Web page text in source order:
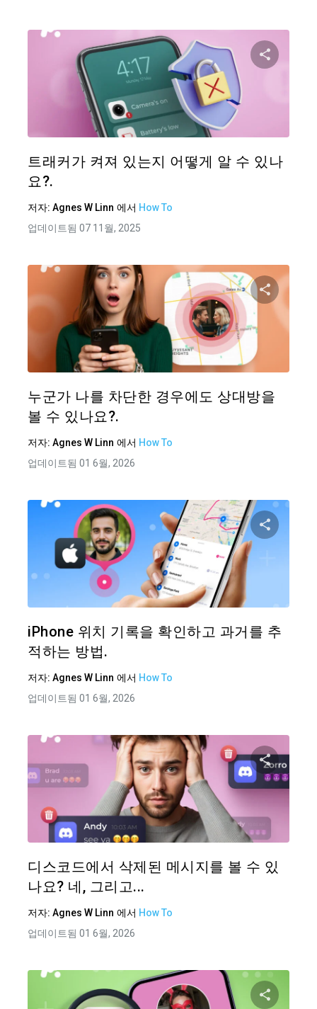
트래커가 켜져 있는지 어떻게 알 수 있나
요?.
저자: Agnes W Linn 에서 How To
업데이트됨 07 11월, 2025
이 기
누군가 나를 차단한 경우에도 상대방을
볼 수 있나요?.
저자: Agnes W Linn 에서 How To
업데이트됨 01 6월, 2026
iPhone 위치 기록을 확인하고 과거를 추
적하는 방법.
저자: Agnes W Linn 에서 How To
업데이트됨 01 6월, 2026
이 기
디스코드에서 삭제된 메시지를 볼 수 있
나요? 네, 그리고...
저자: Agnes W Linn 에서 How To
업데이트됨 01 6월, 2026